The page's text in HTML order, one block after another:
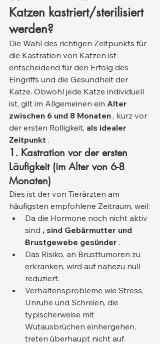
Katzen kastriert/sterilisiert
werden?
Die Wahl des richtigen Zeitpunkts für
die Kastration von Katzen ist
entscheidend für den Erfolg des
Eingriffs und die Gesundheit der
Katze. Obwohl jede Katze individuell
ist, gilt im Allgemeinen ein Alter
zwischen 6 und 8 Monaten , kurz vor
der ersten Rolligkeit, als idealer
Zeitpunkt .
1. Kastration vor der ersten
Läufigkeit (im Alter von 6-8
Monaten)
Dies ist der von Tierärzten am
häufigsten empfohlene Zeitraum, weil:
Da die Hormone noch nicht aktiv
sind , sind Gebärmutter und
Brustgewebe gesünder .
Das Risiko, an Brusttumoren zu
erkranken, wird auf nahezu null
reduziert.
Verhaltensprobleme wie Stress,
Unruhe und Schreien, die
typischerweise mit
Wutausbrüchen einhergehen,
treten überhaupt nicht auf.